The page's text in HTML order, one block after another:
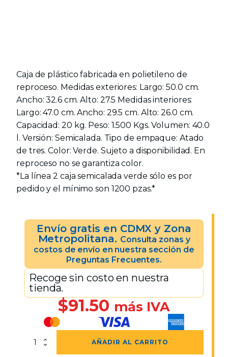
Caja de plástico fabricada en polietileno de
reproceso. Medidas exteriores: Largo: 50.0 cm.
Ancho: 32.6 cm. Alto: 27.5 Medidas interiores:
Largo: 47.0 cm. Ancho: 29.5 cm. Alto: 26.0 cm.
Capacidad: 20 kg. Peso: 1.500 Kgs. Volumen: 40.0
l. Versión: Semicalada. Tipo de empaque: Atado
de tres. Color: Verde. Sujeto a disponibilidad. En
reproceso no se garantiza color.
*La línea 2 caja semicalada verde sólo es por
pedido y el mínimo son 1200 pzas.*
Envío gratis en CDMX y Zona
Metropolitana. Consulta zonas y
costos de envío en nuestra sección de
Preguntas Frecuentes.
Recoge sin costo en nuestra
tienda.
$91.50 más IVA
Caja
AÑADIR AL CARRITO